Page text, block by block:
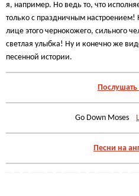
я, например. Но ведь то, что
только с праздничным настроением!
лице этого чернокожего, сильного
светлая улыбка! Ну и конечно же
песенной истории.
Go Down Moses
Песни на